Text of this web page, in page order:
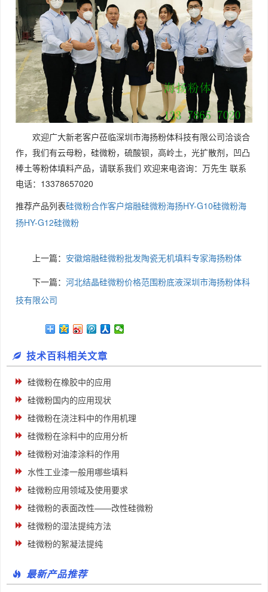
欢迎广大新老客户莅临深圳市海扬粉体科技有限公司洽谈合
作，我们有云母粉，硅微粉，硫酸钡，高岭土，光扩散剂，凹凸
棒土等粉体填料产品，请联系我们 欢迎来电咨询：万先生 联系
电话：13378657020
推荐产品列表硅微粉合作客户熔融硅微粉海扬HY-G10硅微粉海
扬HY-G12硅微粉
上一篇： 安徽熔融硅微粉批发陶瓷无机填料专家海扬粉体
下一篇： 河北结晶硅微粉价格范围粉底液深圳市海扬粉体科
技有限公司
技术百科相关文章
硅微粉在橡胶中的应用
硅微粉国内的应用现状
硅微粉在浇注料中的作用机理
硅微粉在涂料中的应用分析
硅微粉对油漆涂料的作用
水性工业漆一般用哪些填料
硅微粉应用领域及使用要求
硅微粉的表面改性——改性硅微粉
硅微粉的湿法提纯方法
硅微粉的絮凝法提纯
最新产品推荐